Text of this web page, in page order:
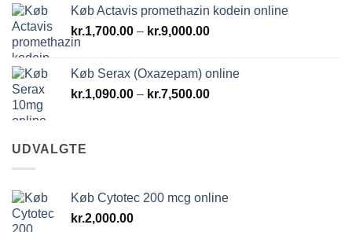
kr.1,500.00
Køb Actavis promethazin kodein online
kr.1,700.00 – kr.9,000.00Prisinterval:
kr.9,000.00
Køb Serax (Oxazepam) online
kr.1,090.00 – kr.7,500.00Prisinterval:
UDVALGTE
Køb Cytotec 200 mcg online
kr.2,000.00